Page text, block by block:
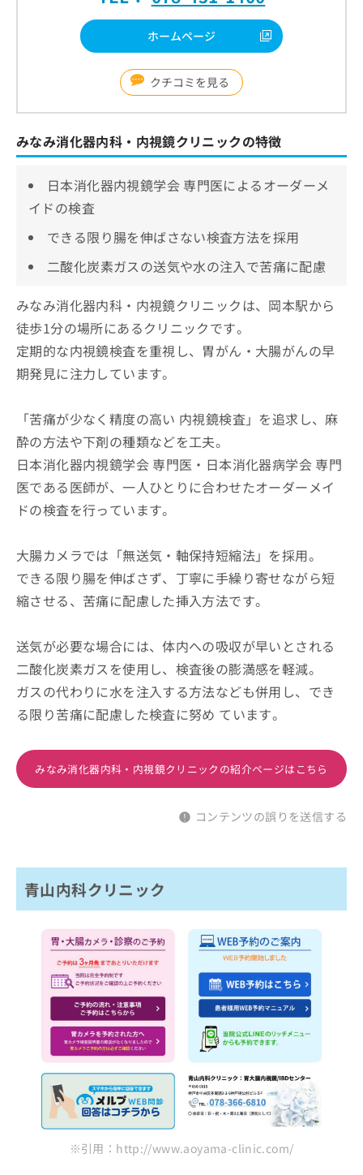
ホームページ
クチコミを見る
みなみ消化器内科・内視鏡クリニックの特徴
日本消化器内視鏡学会 専門医によるオーダーメ
イドの検査
できる限り腸を伸ばさない検査方法を採用
二酸化炭素ガスの送気や水の注入で苦痛に配慮
みなみ消化器内科・内視鏡クリニックは、岡本駅から
徒歩1分の場所にあるクリニックです。
定期的な内視鏡検査を重視し、胃がん・大腸がんの早
期発見に注力しています。
「苦痛が少なく精度の高い 内視鏡検査」を追求し、麻
酔の方法や下剤の種類などを工夫。
日本消化器内視鏡学会 専門医・日本消化器病学会 専門
医である医師が、一人ひとりに合わせたオーダーメイ
ドの検査を行っています。
大腸カメラでは「無送気・軸保持短縮法」を採用。
できる限り腸を伸ばさず、丁寧に手繰り寄せながら短
縮させる、苦痛に配慮した挿入方法です。
送気が必要な場合には、体内への吸収が早いとされる
二酸化炭素ガスを使用し、検査後の膨満感を軽減。
ガスの代わりに水を注入する方法なども併用し、でき
る限り苦痛に配慮した検査に努め ています。
みなみ消化器内科・内視鏡クリニックの紹介ページはこちら
コンテンツの誤りを送信する
青山内科クリニック
※引用：http://www.aoyama-clinic.com/